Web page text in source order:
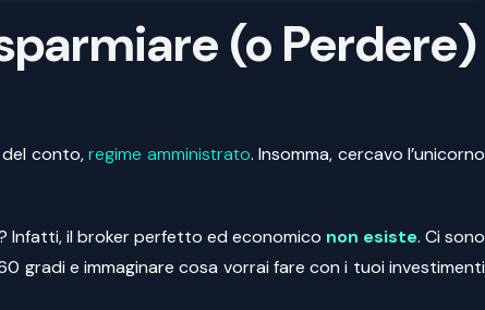
(o Perdere)
del conto,regime amministrato. Insomma, cercavo l’unicorno
Infatti, il broker perfetto ed economico non esiste. Ci sono
gradi e immaginare cosa vorrai fare con i tuoi investimenti